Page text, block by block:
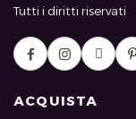
Tutti i diritti riservati
ACQUISTA